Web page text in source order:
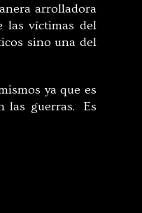
arrolladora
las víctimas del
sino una del
ya que es
las guerras. Es